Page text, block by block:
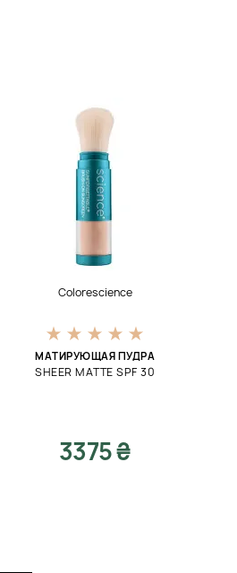
Colorescience
МАТИРУЮЩАЯ ПУДРА
SHEER MATTE SPF 30
3375 ₴